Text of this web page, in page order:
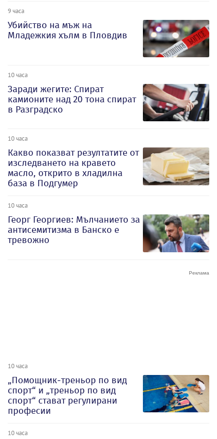
9 часа
Убийство на мъж на
Младежкия хълм в Пловдив
10 часа
Заради жегите: Спират
камионите над 20 тона спират
в Разградско
10 часа
Какво показват резултатите от
изследването на кравето
масло, открито в хладилна
база в Подгумер
10 часа
Георг Георгиев: Мълчанието за
антисемитизма в Банско е
тревожно
10 часа
„Помощник-треньор по вид
спорт“ и „треньор по вид
спорт“ стават регулирани
професии
10 часа